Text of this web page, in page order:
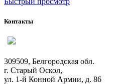
Контакты
309509, Белгородская обл.
г. Старый Оскол,
ул. 1-й Конной Армии, д. 86